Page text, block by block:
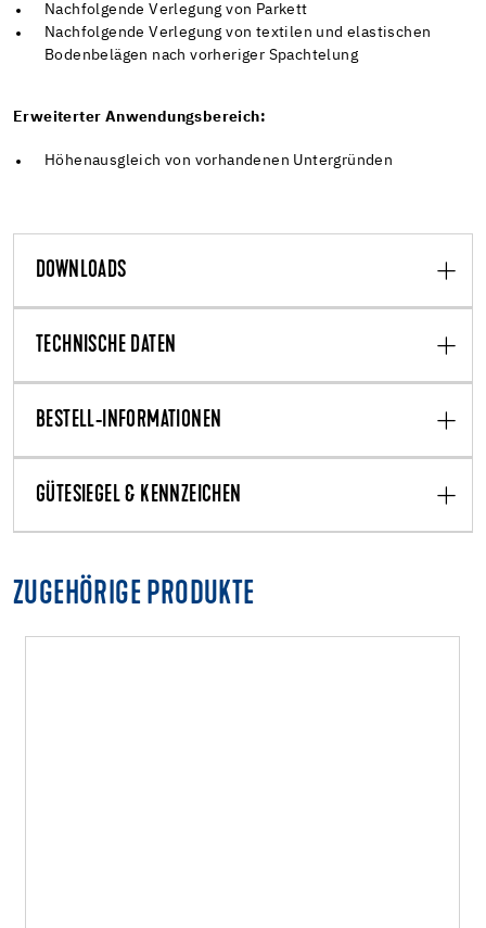
Nachfolgende Verlegung von Parkett
Nachfolgende Verlegung von textilen und elastischen
Bodenbelägen nach vorheriger Spachtelung
Erweiterter Anwendungsbereich:
Höhenausgleich von vorhandenen Untergründen
DOWNLOADS
TECHNISCHE DATEN
BESTELL-INFORMATIONEN
GÜTESIEGEL & KENNZEICHEN
ZUGEHÖRIGE PRODUKTE